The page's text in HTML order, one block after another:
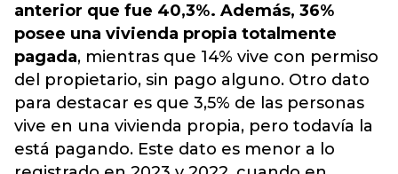
anterior que fue 40,3%. Además, 36%
posee una vivienda propia totalmente
pagada, mientras que 14% vive con permiso
del propietario, sin pago alguno. Otro dato
para destacar es que 3,5% de las personas
vive en una vivienda propia, pero todavía la
está pagando. Este dato es menor a lo